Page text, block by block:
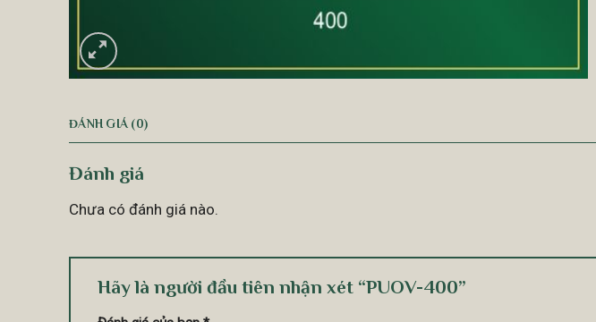
ĐÁNH GIÁ (0)
Đánh giá
Chưa có đánh giá nào.
Hãy là người đầu tiên nhận xét “PUOV-400”